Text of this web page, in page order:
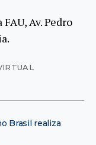
Av. Pedro
Brasil realiza